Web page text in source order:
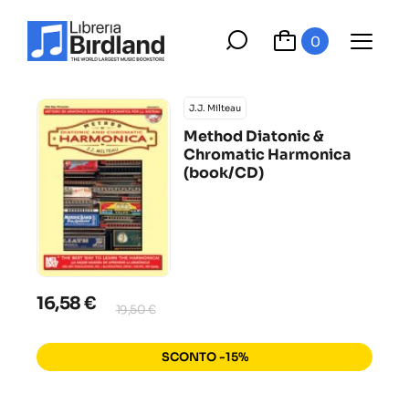
0
J.J. Milteau
Method Diatonic &
Chromatic Harmonica
(book/CD)
16,58 € 19,50 €
SCONTO -15%